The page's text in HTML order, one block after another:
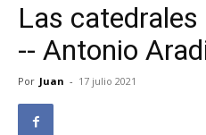
Las
-- Antonio
Por Juan - 17 julio 2021